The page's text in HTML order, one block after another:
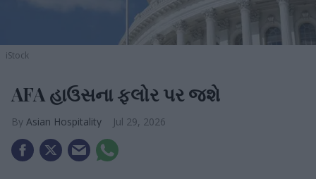
iStock
AFA હાઉસના ફ્લોર પર જશે
Asian Hospitality Jul 29, 2026